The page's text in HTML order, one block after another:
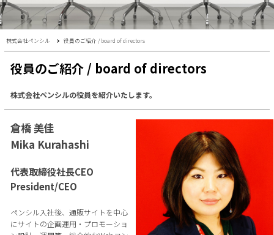
株式会社ペンシル 役員のご紹介 / board of directors
役員のご紹介 / board of directors
株式会社ペンシルの役員を紹介いたします。
倉橋 美佳
Mika Kurahashi
代表取締役社長CEO
President/CEO
ペンシル入社後、通販サイトを中心
にサイトの企画運用・プロモーショ